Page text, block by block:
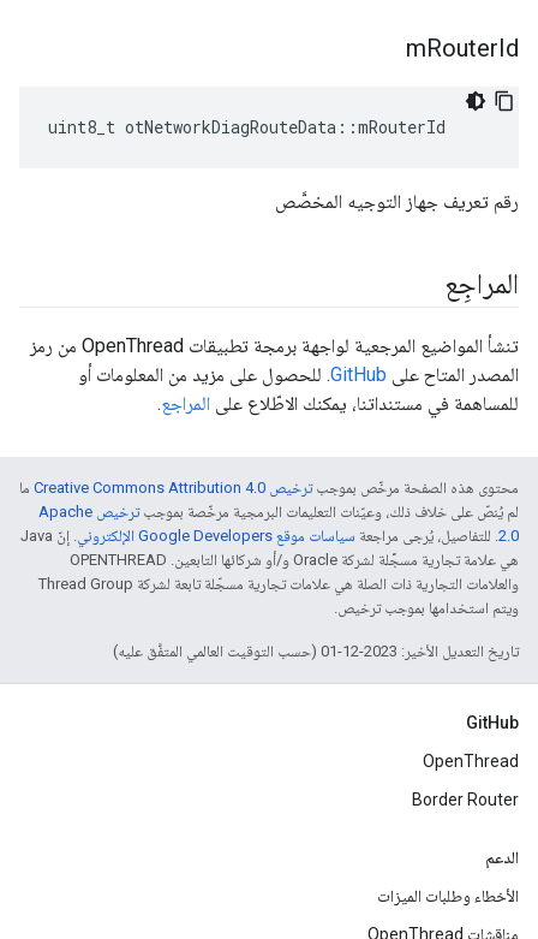
mRouterId
uint8_t otNetworkDiagRouteData ::mRouterId
رقم تعريف جهاز التوجيه المخصَّص
المراجِع
تنشأ المواضيع المرجعية لواجهة برمجة تطبيقات OpenThread من رمز
المصدر المتاح على GitHub. للحصول على مزيد من المعلومات أو
للمساهمة في مستنداتنا، يمكنك الاطّلاع على المراجع.
محتوى هذه الصفحة مرخّص بموجبترخيص Creative Commons Attribution 4.0‏
ما
لم يُنصّ على خلاف ذلك، وعيّنات التعليمات البرمجية مرخّصة بموجب
ترخيص Apache
2.0‏. للتفاصيل، يُرجى مراجعة سياسات موقع Google Developers الإلكتروني
. إنّ Java
هي علامة تجارية مسجَّلة لشركة Oracle و/أو شركائها التابعين. ‫OPENTHREAD
والعلامات التجارية ذات الصلة هي علامات تجارية مسجّلة تابعة لشركة Thread Group
ويتم استخدامها بموجب ترخيص.
تاريخ التعديل الأخير: 2023-12-01 (حسب التوقيت العالمي المتفَّق عليه)
GitHub
OpenThread
Border Router
الدعم
الأخطاء وطلبات الميزات
مناقشات OpenThread